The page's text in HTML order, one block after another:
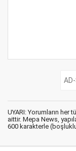
UYARI: Yorumların
aittir. Mepa News,
600 karakterle (boşluklu)